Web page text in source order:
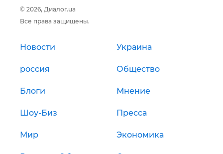
© 2026, Диалог.ua
Все права защищены.
Новости Украина
россия Общество
Блоги Мнение
Шоу-Биз Пресса
Мир Экономика